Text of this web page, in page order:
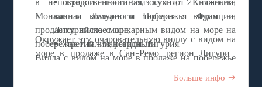
Монако и Лазурного Побережья Франции,
продается вилла с шикарным видом на море на
побережье Италии, регион Лигурия.
Вилла с видом на море в продаже на побережье
ванная комната и терраса с видом на
Лигурийское море;
третий - мансардный.
Окружает эту очаровательную виллу с видом на
море в продаже в Сан-Ремо, регион Лигурия,
Больше инфо